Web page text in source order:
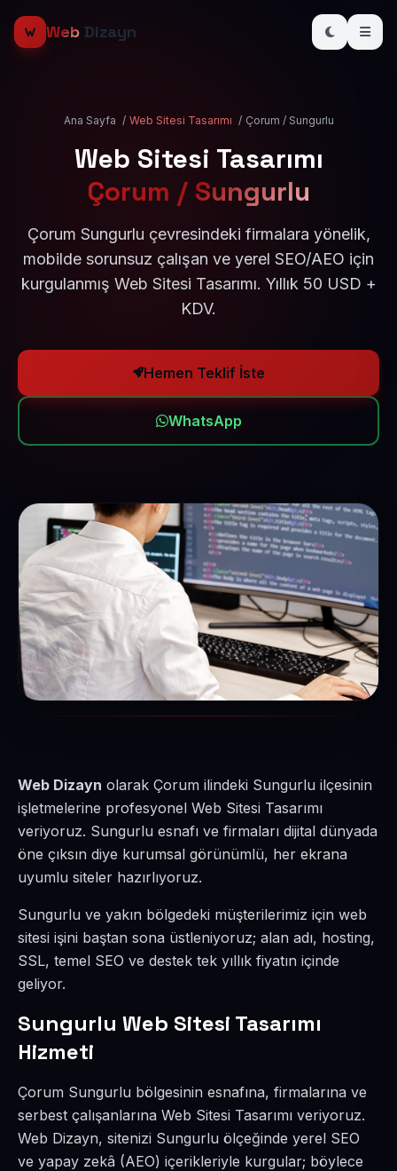
Web Dizayn
Ana Sayfa / Web Sitesi Tasarımı / Çorum / Sungurlu
Web Sitesi Tasarımı
Çorum / Sungurlu
Çorum Sungurlu çevresindeki firmalara yönelik,
mobilde sorunsuz çalışan ve yerel SEO/AEO için
kurgulanmış Web Sitesi Tasarımı. Yıllık 50 USD +
KDV.
Hemen Teklif İste
WhatsApp
Web Dizayn olarak Çorum ilindeki Sungurlu ilçesinin
işletmelerine profesyonel Web Sitesi Tasarımı
veriyoruz. Sungurlu esnafı ve firmaları dijital dünyada
öne çıksın diye kurumsal görünümlü, her ekrana
uyumlu siteler hazırlıyoruz.
Sungurlu ve yakın bölgedeki müşterilerimiz için web
sitesi işini baştan sona üstleniyoruz; alan adı, hosting,
SSL, temel SEO ve destek tek yıllık fiyatın içinde
geliyor.
Sungurlu Web Sitesi Tasarımı
Hizmeti
Çorum Sungurlu bölgesinin esnafına, firmalarına ve
serbest çalışanlarına Web Sitesi Tasarımı veriyoruz.
Web Dizayn, sitenizi Sungurlu ölçeğinde yerel SEO
ve yapay zekâ (AEO) içerikleriyle kurgular; böylece